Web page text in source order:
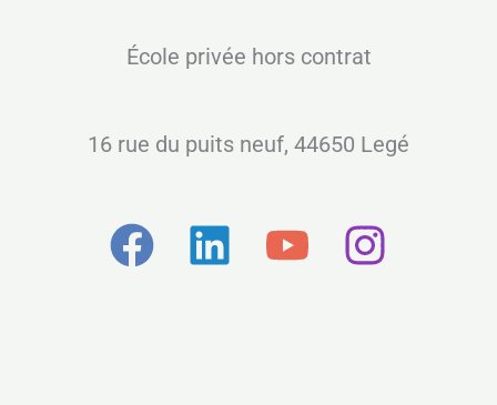
École privée hors contrat
16 rue du puits neuf, 44650 Legé